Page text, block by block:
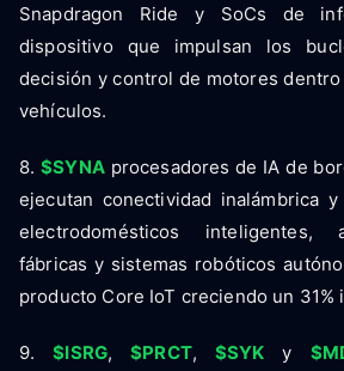
Snapdragon Ride y SoCs de
dispositivo que impulsan los
decisión y control de motores
vehículos.
8.$SYNAprocesadores de IA de
ejecutan conectividad inalámbrica
electrodomésticos inteligentes,
fábricas y sistemas robóticos
producto Core IoT creciendo un 31%
9.$ISRG,$PRCT, $SYK y